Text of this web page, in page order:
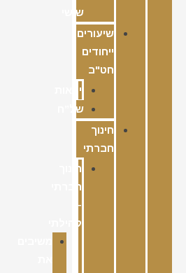
שישי
שיעורים
ייחודים
חט"ב
ימאות
של”ח
חינוך
חברתי
חינוך
חברתי
–
קהילתי